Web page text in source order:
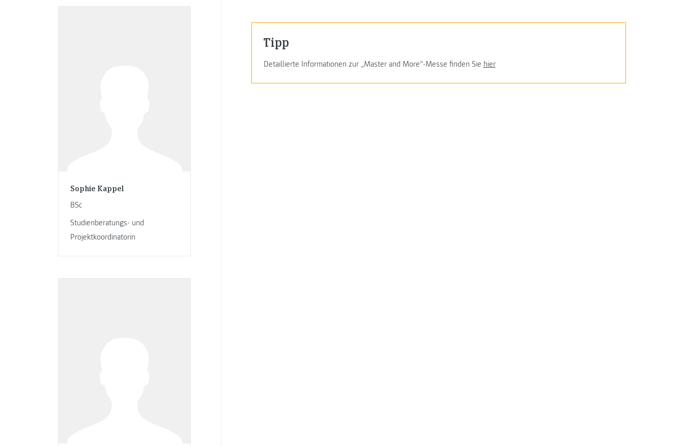
Sophie Kappel
BSc
Studienberatungs- und
Projektkoordinatorin
Tipp
Detaillierte Informationen zur „Master and More“-Messe finden Sie hier